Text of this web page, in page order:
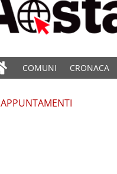
COMUNI CRONACA
APPUNTAMENTI